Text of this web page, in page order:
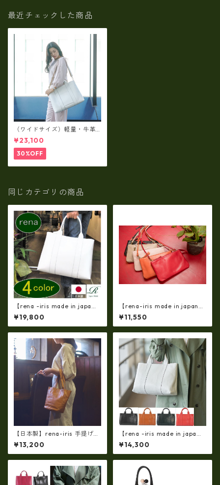
最近チェックした商品
（ワイドサイズ）軽量・牛革
製品・2WAYヌメ革トートバッ
グ（A3サイズ/日本製）(高収
納）ir-02G
¥23,100
30%OFF
同じカテゴリの商品
【rena -iris made in japa
n】【日本製】（内部：一層構
造）軽量・牛革製品・ヌメ革
トートバッグ（A3サイズ日本
¥19,800
【rena-iris made in japan】
【日本製】（10color）素上
げ・オイルレザー ポシェッ
ト・ミニショルダーバッグ r
¥11,550
【日本製】rena-iris 手提げト
ート柔らかい素上げ姫路レザ
ー・ソフトオイルレザー ハ
ンドトート rn-29
¥13,200
【rena -iris made in japa
n】【日本製】軽量☆牛革製
品・ヌメ革製・手提げトート
バッグ(A4サイズ） ir-01
¥14,300